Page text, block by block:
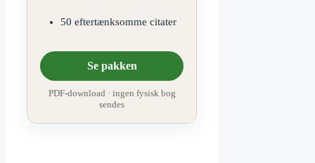
50 eftertænksomme citater
Se pakken
PDF-download · ingen fysisk bog
sendes